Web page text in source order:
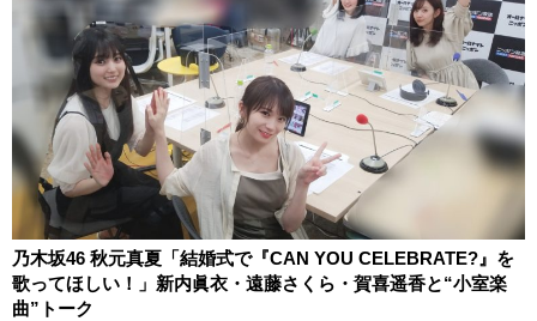
乃木坂46 秋元真夏「結婚式で『CAN YOU CELEBRATE?』を
歌ってほしい！」新内眞衣・遠藤さくら・賀喜遥香と“小室楽
曲”トーク